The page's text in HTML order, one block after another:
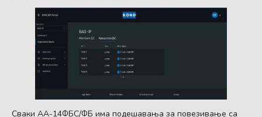
Сваки АА-14ФБС/ФБ има подешавања за повезивање са